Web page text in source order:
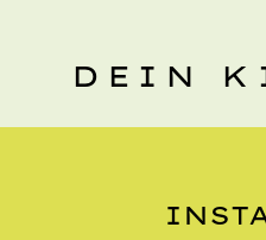
DEIN